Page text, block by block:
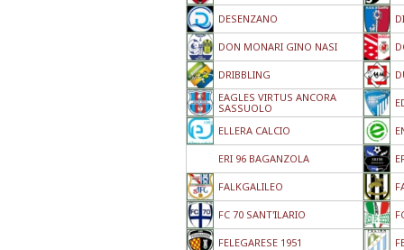
DESENZANO
DON MONARI GINO NASI
DRIBBLING
EAGLES VIRTUS ANCORA
SASSUOLO
ELLERA CALCIO
ERI 96 BAGANZOLA
FALKGALILEO
FC 70 SANT'ILARIO
FELEGARESE 1951